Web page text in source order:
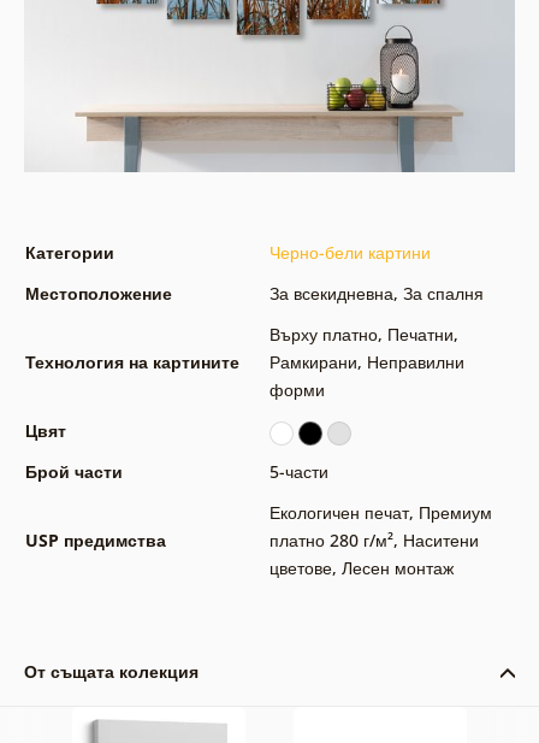
Категории
Черно-бели картини
Местоположение
За всекидневна, За спалня
Технология на картините
Върху платно, Печатни,
Рамкирани, Неправилни
форми
Цвят
Брой части
5-части
USP предимства
Екологичен печат, Премиум
платно 280 г/м², Наситени
цветове, Лесен монтаж
От същата колекция